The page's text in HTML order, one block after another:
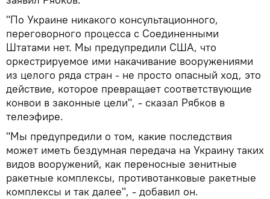
"По Украине никакого консультационного,
переговорного процесса с Соединенными
Штатами нет. Мы предупредили США, что
оркестрируемое ими накачивание вооружениями
из целого ряда стран - не просто опасный ход, это
действие, которое превращает соответствующие
конвои в законные цели", - сказал Рябков в
телеэфире.
"Мы предупредили о том, какие последствия
может иметь бездумная передача на Украину таких
видов вооружений, как переносные зенитные
ракетные комплексы, противотанковые ракетные
комплексы и так далее", - добавил он.